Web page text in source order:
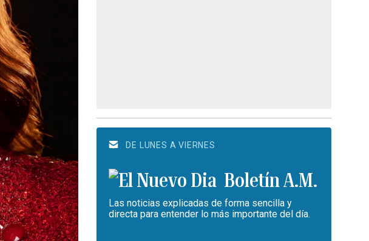
DE LUNES A VIERNES
Boletín A.M.
Las noticias explicadas de forma sencilla y
directa para entender lo más importante del día.